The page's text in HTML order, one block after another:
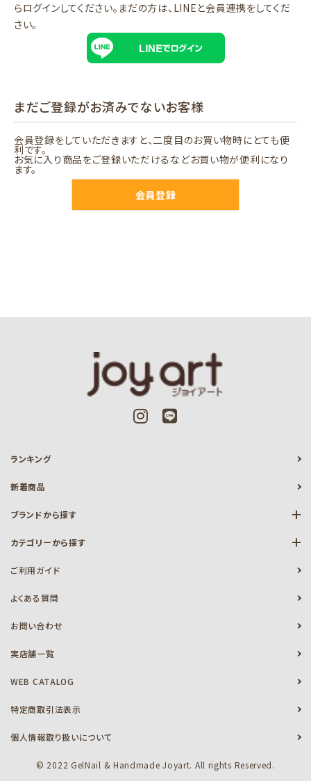
らログインしてください。まだの方は、 LINEと会員連携をしてくだ
さい。
まだご登録がお済みでないお客様
会員登録をしていただきますと、二度目のお買い物時にとても便
利です。
お気に入り商品をご登録いただけるなどお買い物が便利になり
ます。
会員登録
ランキング
新着商品
ブランドから探す
カテゴリーから探す
ご利用ガイド
よくある質問
お問い合わせ
実店舗一覧
WEB CATALOG
特定商取引法表示
個人情報取り扱いについて
© 2022 GelNail & Handmade Joyart. All rights Reserved.